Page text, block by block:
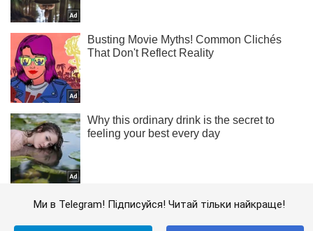
Ми в Telegram! Підписуйся! Читай тільки найкраще!